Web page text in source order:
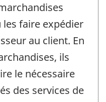
faire expédier
au client. En
ils
le nécessaire
des services de